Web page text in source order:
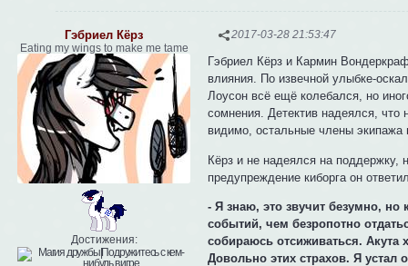
2017-03-28 21:53:47
Гэбриел Кёрз
Eating my wings to make me tame
Достижения:
Гэбриел Кёрз и Кармин
влияния. По извечной улыбке-
Лоусон всё ещё колебался, но
сомнения. Детектив надеялся, что
видимо, остальные члены экипажа
Кёрз и не надеялся на поддержку,
предупреждение киборга он
- Я знаю, это звучит безумно, но
событий, чем безропотно
собираюсь отсиживаться. Акута
Довольно этих страхов. Я устал